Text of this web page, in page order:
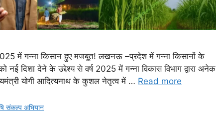
में गन्ना किसान हुए मजबूत! लखनऊ –प्रदेश में गन्ना किसानों के
दिशा देने के उद्देश्य से वर्ष 2025 में गन्ना विकास विभाग द्वारा अनेक
योगी आदित्यनाथ के कुशल नेतृत्व में … Read more
संकल्प अभियान